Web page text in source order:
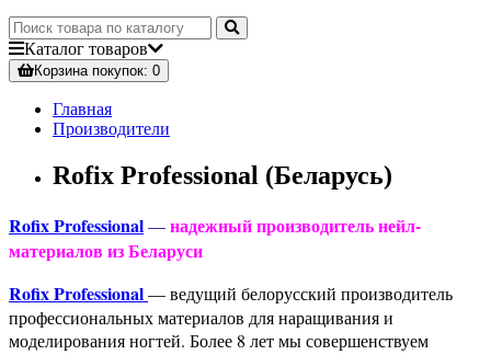
Каталог товаров
Корзинапокупок: 0
Главная
Производители
Rofix Professional (Беларусь)
Rofix Professional—надежный производитель нейл-
материалов из Беларуси
Rofix Professional— ведущий белорусский производитель
профессиональных материалов для наращивания и
моделирования ногтей. Более 8 лет мы совершенствуем